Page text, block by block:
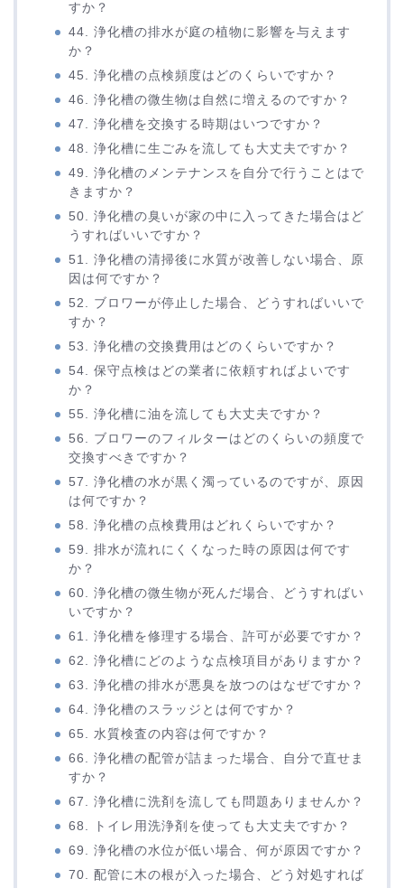
すか？
44. 浄化槽の排水が庭の植物に影響を与えます
か？
45. 浄化槽の点検頻度はどのくらいですか？
46. 浄化槽の微生物は自然に増えるのですか？
47. 浄化槽を交換する時期はいつですか？
48. 浄化槽に生ごみを流しても大丈夫ですか？
49. 浄化槽のメンテナンスを自分で行うことはで
きますか？
50. 浄化槽の臭いが家の中に入ってきた場合はど
うすればいいですか？
51. 浄化槽の清掃後に水質が改善しない場合、原
因は何ですか？
52. ブロワーが停止した場合、どうすればいいで
すか？
53. 浄化槽の交換費用はどのくらいですか？
54. 保守点検はどの業者に依頼すればよいです
か？
55. 浄化槽に油を流しても大丈夫ですか？
56. ブロワーのフィルターはどのくらいの頻度で
交換すべきですか？
57. 浄化槽の水が黒く濁っているのですが、原因
は何ですか？
58. 浄化槽の点検費用はどれくらいですか？
59. 排水が流れにくくなった時の原因は何です
か？
60. 浄化槽の微生物が死んだ場合、どうすればい
いですか？
61. 浄化槽を修理する場合、許可が必要ですか？
62. 浄化槽にどのような点検項目がありますか？
63. 浄化槽の排水が悪臭を放つのはなぜですか？
64. 浄化槽のスラッジとは何ですか？
65. 水質検査の内容は何ですか？
66. 浄化槽の配管が詰まった場合、自分で直せま
すか？
67. 浄化槽に洗剤を流しても問題ありませんか？
68. トイレ用洗浄剤を使っても大丈夫ですか？
69. 浄化槽の水位が低い場合、何が原因ですか？
70. 配管に木の根が入った場合、どう対処すれば